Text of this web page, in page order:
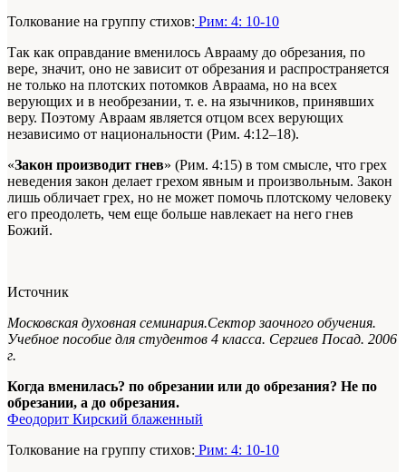
Толкование на группу стихов: Рим: 4: 10-10
Так как оправдание вменилось Аврааму до обрезания, по
вере, значит, оно не зависит от обрезания и распространяется
не только на плотских потомков Авраама, но на всех
верующих и в необрезании, т. е. на язычников, принявших
веру. Поэтому Авраам является отцом всех верующих
независимо от национальности (Рим. 4:12–18).
«Закон производит гнев» (Рим. 4:15) в том смысле, что грех
неведения закон делает грехом явным и произвольным. Закон
лишь обличает грех, но не может помочь плотскому человеку
его преодолеть, чем еще больше навлекает на него гнев
Божий.
Источник
Московская духовная семинария.Сектор заочного обучения.
Учебное пособие для студентов 4 класса. Сергиев Посад. 2006
г.
Когда вменилась? по обрезании или до обрезания? Не по
обрезании, а до обрезания.
Феодорит Кирский блаженный
Толкование на группу стихов: Рим: 4: 10-10